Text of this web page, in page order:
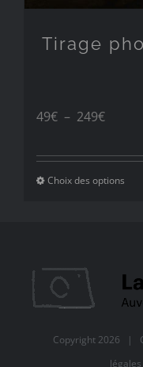
Tirage
49€ – 249€Plage
prix :
249€
Choix des options
Copyright 2026 |
légales